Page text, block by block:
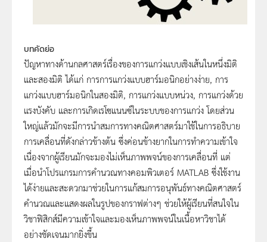
บทคัดย่อ
ปัญหาทางด้านกลศาสตร์เรื่องของการแกว่งแบบเชิงเส้นในหนึ่งมิติ
และสองมิติ ได้แก่ การการแกว่งแบบฮาร์มอนิกอย่างง่าย, การ
แกว่งแบบฮาร์มอนิกในสองมิติ, การแกว่งแบบหน่วง, การแกว่งด้วย
แรงบังคับ และการเกิดเรโซแนนซ์ในระบบของการแกว่ง โดยส่วน
ใหญ่แล้วมักจะมีการนำสมการทางคณิตศาสตร์มาใช้ในการอธิบาย
การเคลื่อนที่ดังกล่าวข้างต้น ซึ่งค่อนข้างยากในการทำความเข้าใจ
เนื่องจากผู้เรียนมักจะมองไม่เห็นภาพพจน์ของการเคลื่อนที่ แต่
เมื่อนำโปรแกรมการคำนวณทางคอมพิวเตอร์ MATLAB ซึ่งใช้งาน
ได้ง่ายและสะดวกมาช่วยในการแก้สมการอนุพันธ์ทางคณิตศาสตร์
คำนวณและแสดงผลในรูปของกราฟต่างๆ ช่วยให้ผู้เรียนที่สนใจใน
วิชาฟิสิกส์มีความเข้าใจและมองเห็นภาพพจน์ในเนื้อหาวิชาได้
อย่างชัดเจนมากยิ่งขึ้น